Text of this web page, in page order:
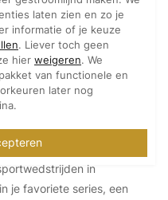
de
maar dan zonder je huis te
kijkplezier. Met
in huis en dat
en interieur. Geniet van
in
je favoriete series, een
laten zien en zo je
informatie of je keuze
. Liever toch geen
hier weigeren. We
van functionele en
later nog